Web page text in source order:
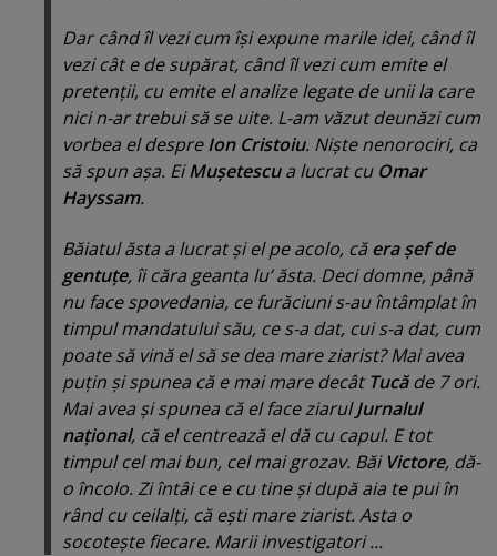
Dar când îl vezi cum îşi expune marile idei, când îl
vezi cât e de supărat, când îl vezi cum emite el
pretenţii, cu emite el analize legate de unii la care
nici n-ar trebui să se uite. L-am văzut deunăzi cum
vorbea el despreIon Cristoiu. Nişte nenorociri, ca
să spun aşa. EiMuşetescua lucrat cu Omar
Hayssam.
Băiatul ăsta a lucrat şi el pe acolo, căera şef de
gentuţe, îi căra geanta lu’ ăsta. Deci domne, până
nu face spovedania, ce furăciuni s-au întâmplat în
timpul mandatului său, ce s-a dat, cui s-a dat, cum
poate să vină el să se dea mare ziarist? Mai avea
puţin şi spunea că e mai mare decât Tucăde 7 ori.
Mai avea şi spunea că el face ziarulJurnalul
naţional, că el centrează el dă cu capul. E tot
timpul cel mai bun, cel mai grozav. Băi Victore, dă-
o încolo. Zi întâi ce e cu tine şi după aia te pui în
rând cu ceilalţi, că eşti mare ziarist. Asta o
socoteşte fiecare. Marii investigatori ...